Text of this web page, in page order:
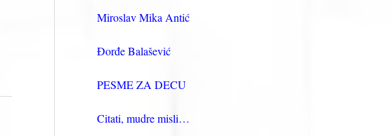
Miroslav Mika Antić
Đorđe Balašević
PESME ZA DECU
Citati, mudre misli…